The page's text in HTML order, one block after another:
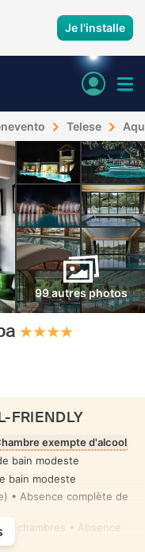
Je l'installe
Telese
99 autres photos
FRIENDLY
exempte d'alcool
bain modeste
bain modeste
• Absence complète de
chambres • Absence